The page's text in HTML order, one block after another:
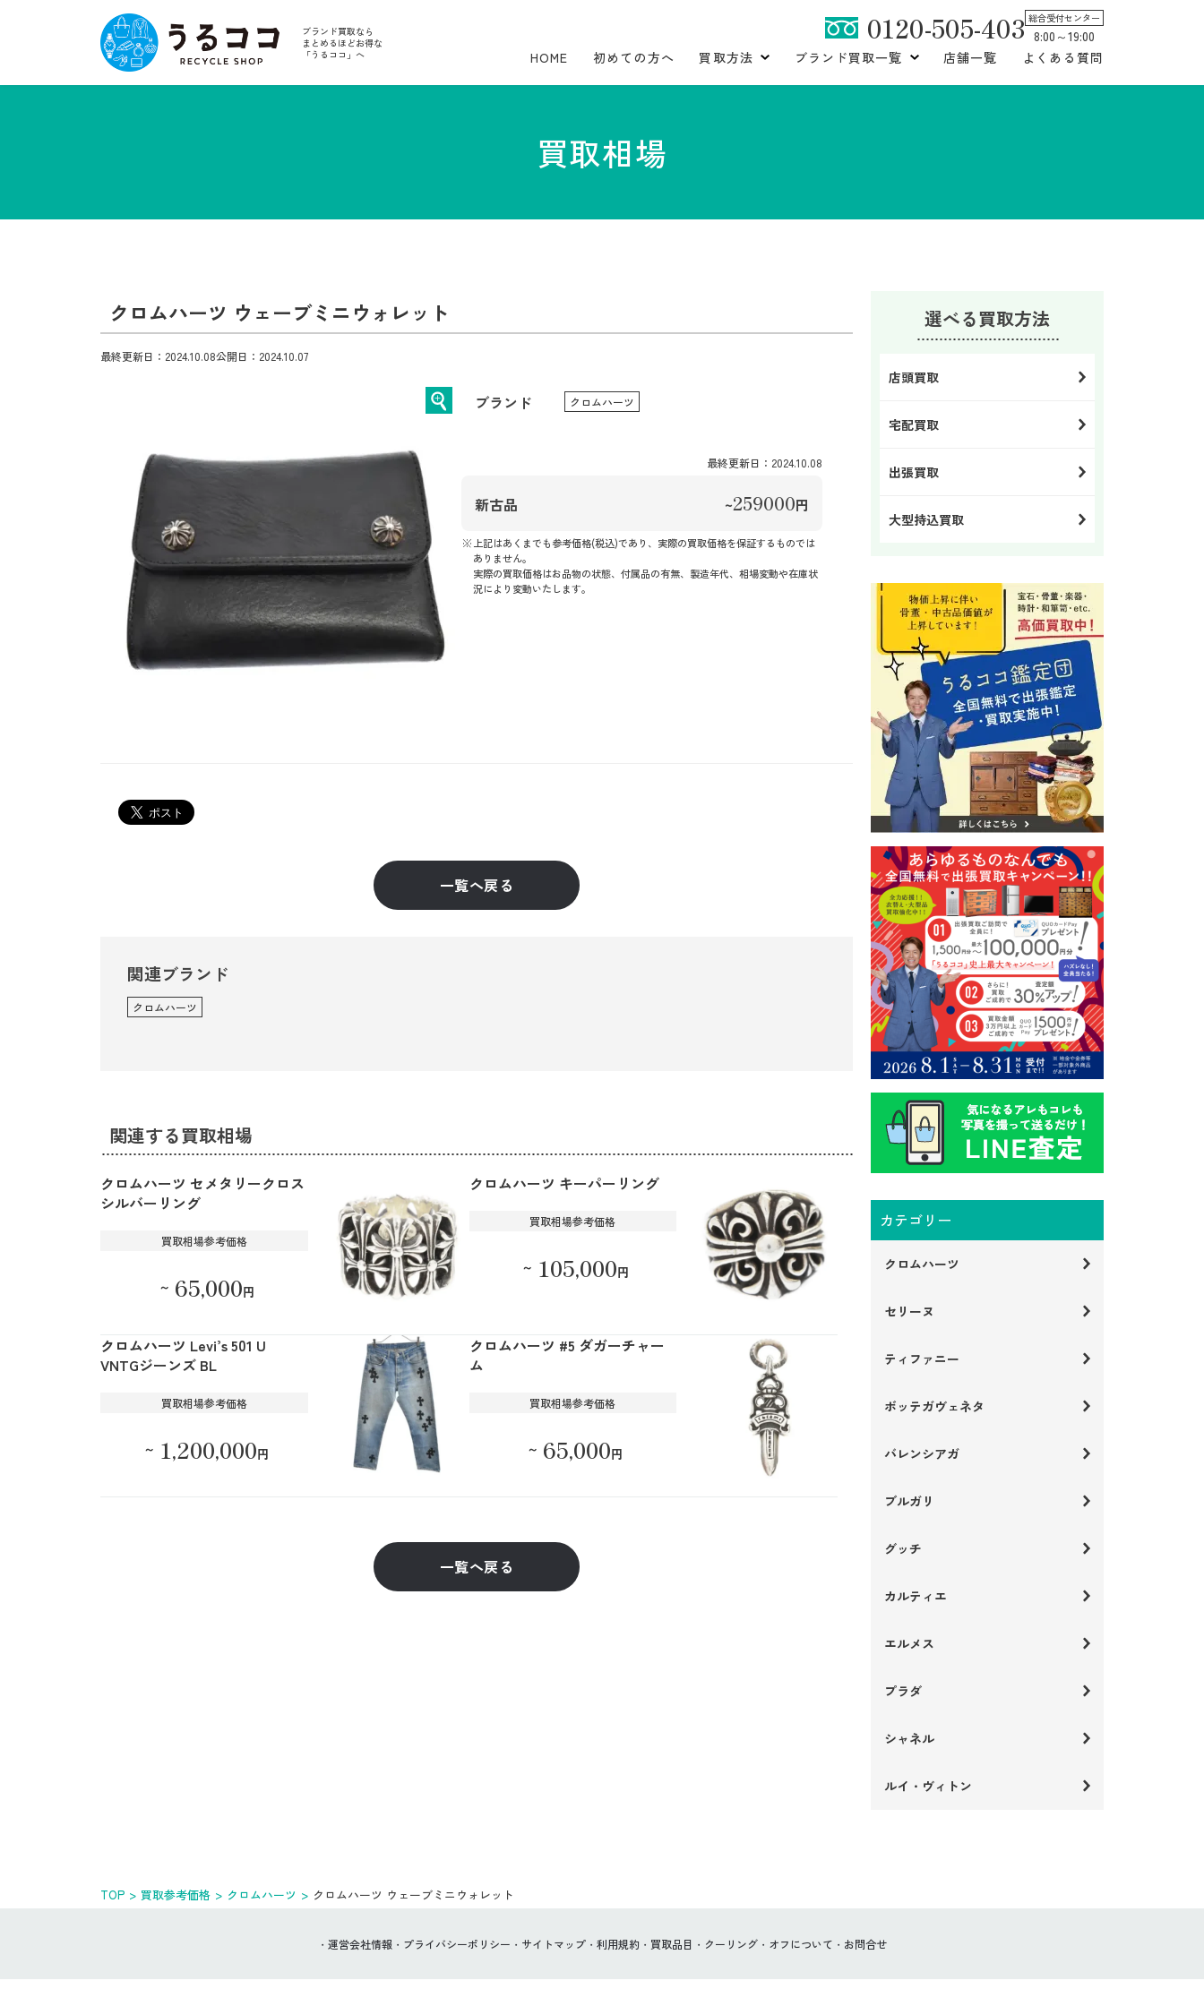
ブランド買取なら
まとめるほどお得な
「うるココ」へ
0120-505-403 総合受付センター
8:00～19:00
HOME
初めての方へ 買取方法 ブランド買取一覧 店舗一覧 よくある質問
買取相場
クロムハーツ ウェーブミニウォレット
最終更新日：2024.10.08公開日：2024.10.07
ブランド クロムハーツ
最終更新日：2024.10.08
新古品 ~259000円
上記はあくまでも参考価格(税込)であり、実際の買取価格を保証するものでは
ありません。
実際の買取価格はお品物の状態、付属品の有無、製造年代、相場変動や在庫状
況により変動いたします。
一覧へ戻る
関連ブランド
クロムハーツ
関連する買取相場
クロムハーツ セメタリークロス
シルバーリング
買取相場参考価格
～ 65,000円
クロムハーツ キーパーリング
買取相場参考価格
～ 105,000円
クロムハーツ Levi’s 501 U
VNTGジーンズ BL
買取相場参考価格
～ 1,200,000円
クロムハーツ #5 ダガーチャー
ム
買取相場参考価格
～ 65,000円
一覧へ戻る
選べる買取方法
店頭買取
宅配買取
出張買取
大型持込買取
カテゴリー
クロムハーツ
セリーヌ
ティファニー
ボッテガヴェネタ
バレンシアガ
ブルガリ
グッチ
カルティエ
エルメス
プラダ
シャネル
ルイ・ヴィトン
TOP 買取参考価格 クロムハーツ クロムハーツ ウェーブミニウォレット
運営会社情報 プライバシーポリシー サイトマップ 利用規約 買取品目 クーリング・オフについて お問合せ